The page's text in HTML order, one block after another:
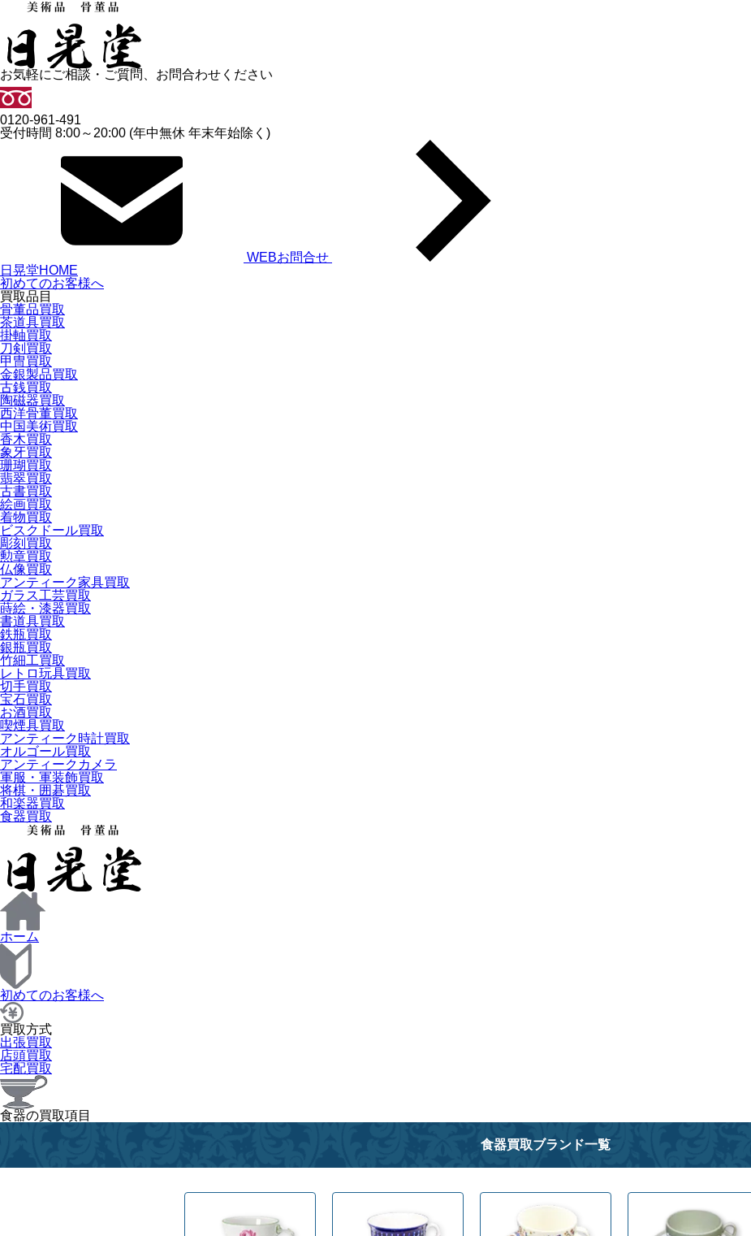
お気軽にご相談・ご質問、お問合わせください
0120-961-491
受付時間 8:00～20:00 (年中無休 年末年始除く)
WEBお問合せ
日晃堂HOME
初めてのお客様へ
買取品目
骨董品買取
茶道具買取
掛軸買取
刀剣買取
甲冑買取
金銀製品買取
古銭買取
陶磁器買取
西洋骨董買取
中国美術買取
香木買取
象牙買取
珊瑚買取
翡翠買取
古書買取
絵画買取
着物買取
ビスクドール買取
彫刻買取
勲章買取
仏像買取
アンティーク家具買取
ガラス工芸買取
蒔絵・漆器買取
書道具買取
鉄瓶買取
銀瓶買取
竹細工買取
レトロ玩具買取
切手買取
宝石買取
お酒買取
喫煙具買取
アンティーク時計買取
オルゴール買取
アンティークカメラ
軍服・軍装飾買取
将棋・囲碁買取
和楽器買取
食器買取
ホーム
初めてのお客様へ
買取方式
出張買取
店頭買取
宅配買取
食器の買取項目
食器買取ブランド一覧